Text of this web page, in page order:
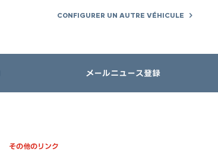
CONFIGURER UN AUTRE VÉHICULE
メールニュース登録
その他のリンク